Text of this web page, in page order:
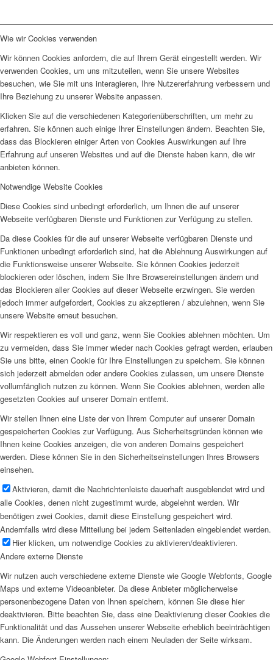
Wie wir Cookies verwenden
Wir können Cookies anfordern, die auf Ihrem Gerät eingestellt werden. Wir
verwenden Cookies, um uns mitzuteilen, wenn Sie unsere Websites
besuchen, wie Sie mit uns interagieren, Ihre Nutzererfahrung verbessern und
Ihre Beziehung zu unserer Website anpassen.
Klicken Sie auf die verschiedenen Kategorienüberschriften, um mehr zu
erfahren. Sie können auch einige Ihrer Einstellungen ändern. Beachten Sie,
dass das Blockieren einiger Arten von Cookies Auswirkungen auf Ihre
Erfahrung auf unseren Websites und auf die Dienste haben kann, die wir
anbieten können.
Notwendige Website Cookies
Diese Cookies sind unbedingt erforderlich, um Ihnen die auf unserer
Webseite verfügbaren Dienste und Funktionen zur Verfügung zu stellen.
Da diese Cookies für die auf unserer Webseite verfügbaren Dienste und
Funktionen unbedingt erforderlich sind, hat die Ablehnung Auswirkungen auf
die Funktionsweise unserer Webseite. Sie können Cookies jederzeit
blockieren oder löschen, indem Sie Ihre Browsereinstellungen ändern und
das Blockieren aller Cookies auf dieser Webseite erzwingen. Sie werden
jedoch immer aufgefordert, Cookies zu akzeptieren / abzulehnen, wenn Sie
unsere Website erneut besuchen.
Wir respektieren es voll und ganz, wenn Sie Cookies ablehnen möchten. Um
zu vermeiden, dass Sie immer wieder nach Cookies gefragt werden, erlauben
Sie uns bitte, einen Cookie für Ihre Einstellungen zu speichern. Sie können
sich jederzeit abmelden oder andere Cookies zulassen, um unsere Dienste
vollumfänglich nutzen zu können. Wenn Sie Cookies ablehnen, werden alle
gesetzten Cookies auf unserer Domain entfernt.
Wir stellen Ihnen eine Liste der von Ihrem Computer auf unserer Domain
gespeicherten Cookies zur Verfügung. Aus Sicherheitsgründen können wie
Ihnen keine Cookies anzeigen, die von anderen Domains gespeichert
werden. Diese können Sie in den Sicherheitseinstellungen Ihres Browsers
einsehen.
Aktivieren, damit die Nachrichtenleiste dauerhaft ausgeblendet wird und
alle Cookies, denen nicht zugestimmt wurde, abgelehnt werden. Wir
benötigen zwei Cookies, damit diese Einstellung gespeichert wird.
Andernfalls wird diese Mitteilung bei jedem Seitenladen eingeblendet werden.
Hier klicken, um notwendige Cookies zu aktivieren/deaktivieren.
Andere externe Dienste
Wir nutzen auch verschiedene externe Dienste wie Google Webfonts, Google
Maps und externe Videoanbieter. Da diese Anbieter möglicherweise
personenbezogene Daten von Ihnen speichern, können Sie diese hier
deaktivieren. Bitte beachten Sie, dass eine Deaktivierung dieser Cookies die
Funktionalität und das Aussehen unserer Webseite erheblich beeinträchtigen
kann. Die Änderungen werden nach einem Neuladen der Seite wirksam.